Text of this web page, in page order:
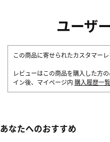
ユーザ
この商品に寄せられたカスタマー
レビューはこの商品を購入した方
イン後、マイページ内 購入履歴一覧
あなたへのおすすめ